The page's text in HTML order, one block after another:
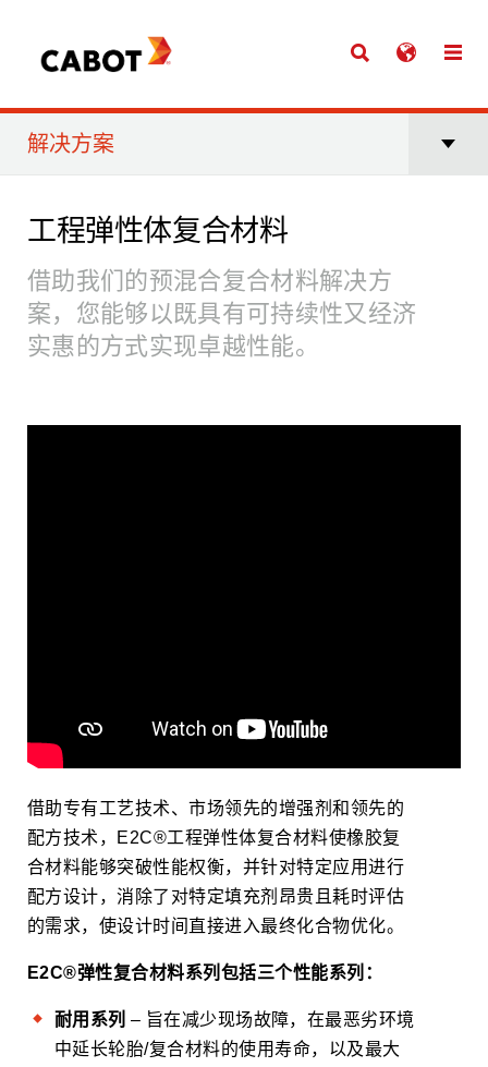
解决方案
工程弹性体复合材料
借助我们的预混合复合材料解决方
案，您能够以既具有可持续性又经济
实惠的方式实现卓越性能。
借助专有工艺技术、市场领先的增强剂和领先的
配方技术，E2C®工程弹性体复合材料使橡胶复
合材料能够突破性能权衡，并针对特定应用进行
配方设计，消除了对特定填充剂昂贵且耗时评估
的需求，使设计时间直接进入最终化合物优化。
E2C®弹性复合材料系列包括三个性能系列：
耐用系列 – 旨在减少现场故障，在最恶劣环境
中延长轮胎/复合材料的使用寿命，以及最大